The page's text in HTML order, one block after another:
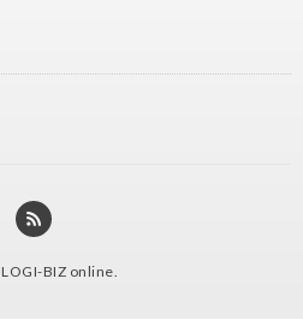
LOGI-BIZ online.